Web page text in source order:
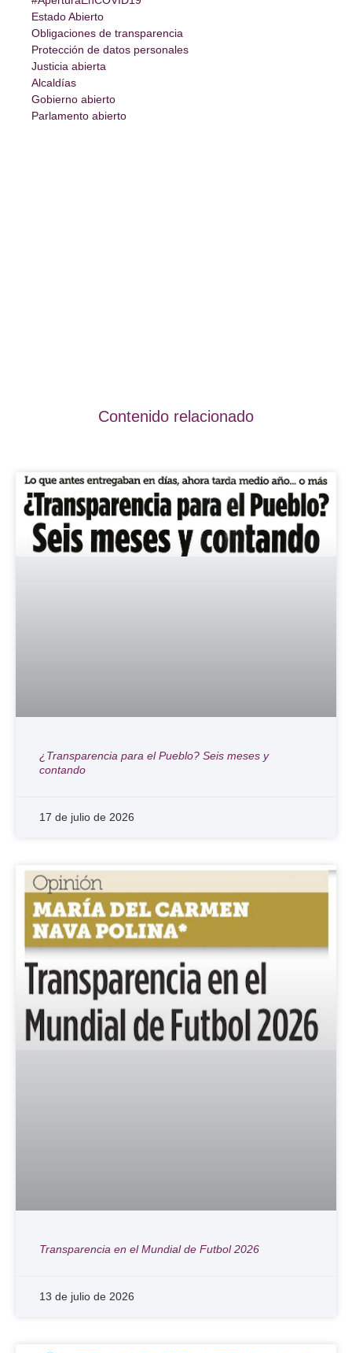
Estado Abierto
Obligaciones de transparencia
Protección de datos personales
Justicia abierta
Alcaldías
Gobierno abierto
Parlamento abierto
Contenido relacionado
¿Transparencia para el Pueblo? Seis meses y
contando
17 de julio de 2026
Transparencia en el Mundial de Futbol 2026
13 de julio de 2026